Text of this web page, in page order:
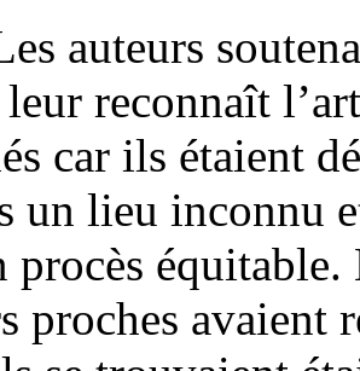
auteurs
reconnaît
car ils étaient
un lieu inconnu
procès
proches avaient